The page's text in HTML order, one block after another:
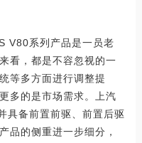
系列产品是一员老
看，都是不容忽视的一
等多方面进行调整提
多的是市场需求。上汽
具备前置前驱、前置后驱
品的侧重进一步细分，